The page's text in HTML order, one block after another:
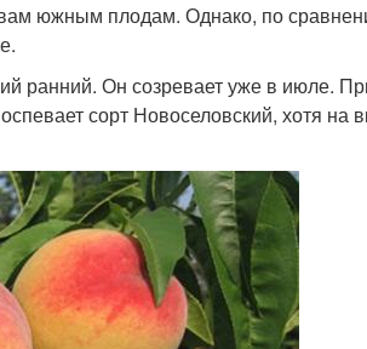
южным плодам. Однако, по
ранний. Он созревает уже в июле.
сорт Новоселовский, хотя на